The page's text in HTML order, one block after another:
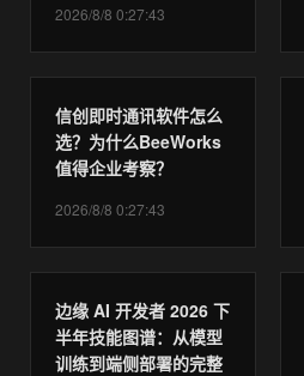
2026/8/8 0:27:43
信创即时通讯软件怎么
选？为什么BeeWorks
值得企业考察？
2026/8/8 0:27:43
边缘 AI 开发者 2026 下
半年技能图谱：从模型
训练到端侧部署的完整